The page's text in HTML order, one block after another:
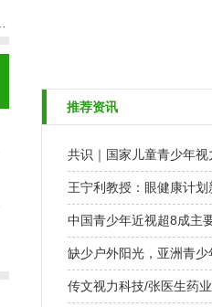
推荐资讯
共识｜国家儿童青少年
王宁利教授：眼健康计
中国青少年近视超8成主
缺少户外阳光，亚洲青
传文视力科技/张医生药